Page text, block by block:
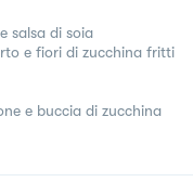
salsa di soia
e fiori di zucchina fritti
e buccia di zucchina